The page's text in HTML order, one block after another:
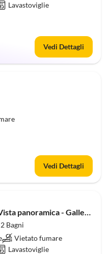
Lavastoviglie
Vedi Dettagli
Vedi Dettagli
Annuncio in
Alto
Appartamento per vacanze Vista panoramica - Galleria
Bagni
Vietato fumare
Lavastoviglie